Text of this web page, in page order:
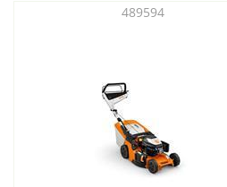
489594